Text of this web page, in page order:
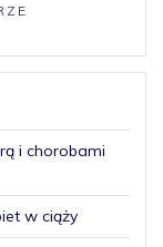
i chorobami
w ciąży